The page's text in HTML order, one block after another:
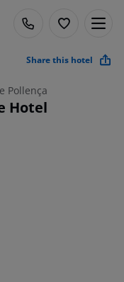
Share this hotel
Pollença
Hotel